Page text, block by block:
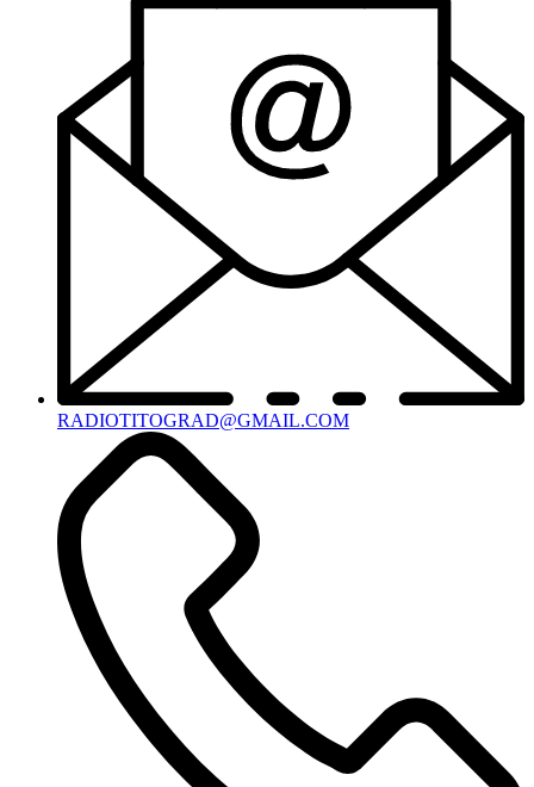
RADIOTITOGRAD@GMAIL.COM